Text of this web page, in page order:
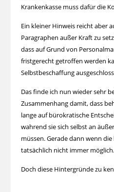
Krankenkasse muss dafür die
Ein kleiner Hinweis reicht aber
Paragraphen außer Kraft zu
dass auf Grund von
fristgerecht getroffen werden
Selbstbeschaffung
Das finde ich nun wieder sehr
Zusammenhang damit, dass
lange auf bürokratische
wahrend sie sich selbst an
müssen. Gerade dann wenn
tatsächlich nicht immer möglich.
Doch diese Hintergründe zu